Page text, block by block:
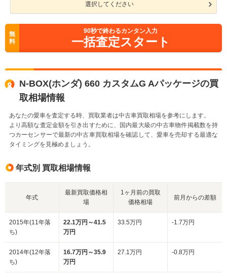
選択してください
無
料
90秒で終わるカンタン入力
一括査定スタート
N-BOX(ホンダ) 660 カスタムG Aパッケージの買
取相場情報
あなたの愛車を査定する時、買取業者は中古車買取相場を参考にします。
より高額な査定金額を引き出すために、国内最大級の中古車物件掲載数を持
つカーセンサーで最新の中古車買取相場を確認して、愛車を売却する最適な
タイミングを見極めましょう。
年式別 買取相場情報
年式
最新買取価格相
場
1ヶ月前の買取
価格相場
前月からの差額
2015年(11年落
ち)
22.1万円～41.5
万円
33.5万円 -1.7万円
2014年(12年落
ち)
16.7万円～35.9
万円
27.1万円 -0.8万円